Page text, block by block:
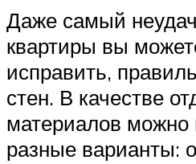
Даже самый
квартиры вы
исправить,
стен. В качестве
материалов можно
разные варианты: